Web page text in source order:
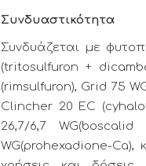
Συνδυαστικότητα
Συνδυάζεται με
(tritosulfuron +
(rimsulfuron), Grid 75
Clincher 20 EC
26,7/6,7
WG(prohexadione-